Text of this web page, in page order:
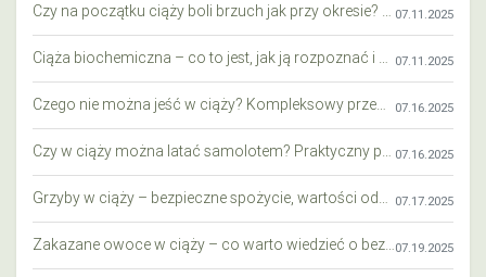
Czy na początku ciąży boli brzuch jak przy okresie? Wyjaśniamy objawy i różnice 07.11.2025
Ciąża biochemiczna – co to jest, jak ją rozpoznać i co warto wiedzieć? 07.11.2025
Czego nie można jeść w ciąży? Kompleksowy przewodnik dla przyszłych mam 07.16.2025
Czy w ciąży można latać samolotem? Praktyczny przewodnik dla przyszłych mam 07.16.2025
Grzyby w ciąży – bezpieczne spożycie, wartości odżywcze i zagrożenia 07.17.2025
Zakazane owoce w ciąży – co warto wiedzieć o bezpieczeństwie diety przyszłej mamy?07.19.2025